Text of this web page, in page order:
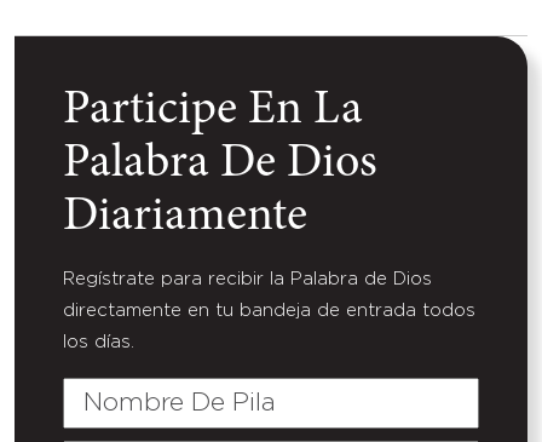
Participe En La
Palabra De Dios
Diariamente
Regístrate para recibir la Palabra de Dios
directamente en tu bandeja de entrada todos
los días.
Nombre